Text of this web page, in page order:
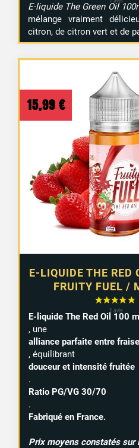
E-liquide The Green Oil
mélange vraiment
citron, de citron vert et de
E-LIQUIDE THE
FRUITY FUEL /
15,99 €
E-liquide The Red Oil 100
, une
alliance parfaite entre
, équilibrant
douceur et intensité fruitée
.
Ratio PG/VG 30/70
.
Fabriqué en France.
Prix moyens constatés sur